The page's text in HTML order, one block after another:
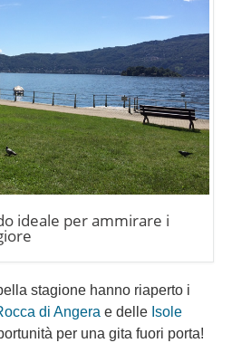
ideale per ammirare i
stagione hanno riaperto i
di Angera e delle Isole
per una gita fuori porta!